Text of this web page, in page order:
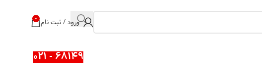
ورود / ثبت نام 0
68149 - 021